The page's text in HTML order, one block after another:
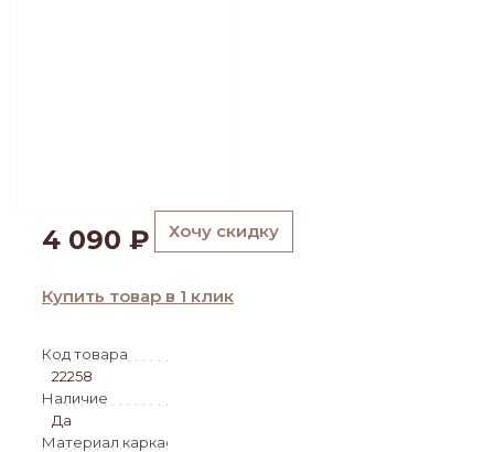
4 090 ₽ Хочу скидку
Купить товар в 1 клик
Код товара
22258
Наличие
Да
Материал каркаса: